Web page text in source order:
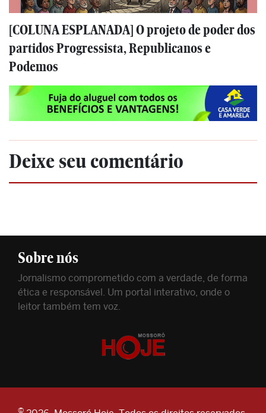
[COLUNA ESPLANADA] O projeto de poder dos
partidos Progressista, Republicanos e
Podemos
Deixe seu comentário
Sobre nós
Jornalismo comprometido com a verdade, de forma
ética e responsável. Um portal interativo, onde o
leitor também tem voz.
©